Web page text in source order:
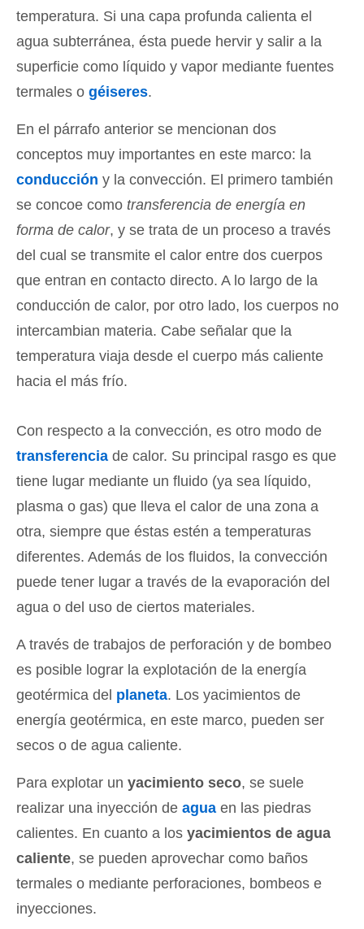
temperatura. Si una capa profunda calienta el
agua subterránea, ésta puede hervir y salir a la
superficie como líquido y vapor mediante fuentes
termales o géiseres.
En el párrafo anterior se mencionan dos
conceptos muy importantes en este marco: la
conducción y la convección. El primero también
se concoe como transferencia de energía en
forma de calor, y se trata de un proceso a través
del cual se transmite el calor entre dos cuerpos
que entran en contacto directo. A lo largo de la
conducción de calor, por otro lado, los cuerpos no
intercambian materia. Cabe señalar que la
temperatura viaja desde el cuerpo más caliente
hacia el más frío.
Con respecto a la convección, es otro modo de
transferencia de calor. Su principal rasgo es que
tiene lugar mediante un fluido (ya sea líquido,
plasma o gas) que lleva el calor de una zona a
otra, siempre que éstas estén a temperaturas
diferentes. Además de los fluidos, la convección
puede tener lugar a través de la evaporación del
agua o del uso de ciertos materiales.
A través de trabajos de perforación y de bombeo
es posible lograr la explotación de la energía
geotérmica del planeta. Los yacimientos de
energía geotérmica, en este marco, pueden ser
secos o de agua caliente.
Para explotar un yacimiento seco, se suele
realizar una inyección de agua en las piedras
calientes. En cuanto a los yacimientos de agua
caliente, se pueden aprovechar como baños
termales o mediante perforaciones, bombeos e
inyecciones.